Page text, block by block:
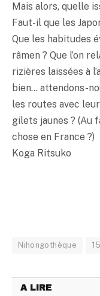
Mais alors, quelle
Faut-il que les
Que les habitudes
râmen ? Que l’on
rizières laissées à
bien… attendons-
les routes avec
gilets jaunes ? (Au
chose en France ?)
Koga Ritsuko
Nihongothèque
A LIRE